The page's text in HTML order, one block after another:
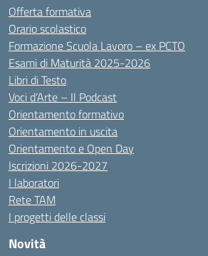
Offerta formativa
Orario scolastico
Formazione Scuola Lavoro – ex PCTO
Esami di Maturità 2025-2026
Libri di Testo
Voci d’Arte – Il Podcast
Orientamento formativo
Orientamento in uscita
Orientamento e Open Day
Iscrizioni 2026-2027
I laboratori
Rete TAM
I progetti delle classi
Novità